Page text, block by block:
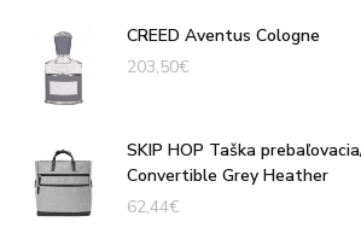
CREED Aventus Cologne
203,50€
SKIP HOP Taška
Convertible Grey Heather
62,44€